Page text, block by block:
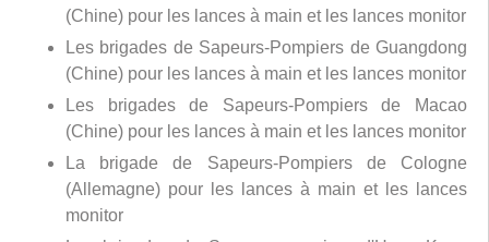
(Chine) pour les lances à main et les lances monitor
Les brigades de Sapeurs-Pompiers de Guangdong
(Chine) pour les lances à main et les lances monitor
Les brigades de Sapeurs-Pompiers de Macao
(Chine) pour les lances à main et les lances monitor
La brigade de Sapeurs-Pompiers de Cologne
(Allemagne) pour les lances à main et les lances
monitor